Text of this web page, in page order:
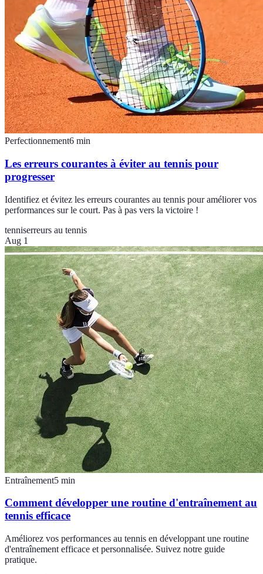
Perfectionnement6 min
Les erreurs courantes à éviter au tennis pour
progresser
Identifiez et évitez les erreurs courantes au tennis pour améliorer vos
performances sur le court. Pas à pas vers la victoire !
tenniserreurs au tennis
Aug 1
Entraînement5 min
Comment développer une routine d'entraînement au
tennis efficace
Améliorez vos performances au tennis en développant une routine
d'entraînement efficace et personnalisée. Suivez notre guide
pratique.